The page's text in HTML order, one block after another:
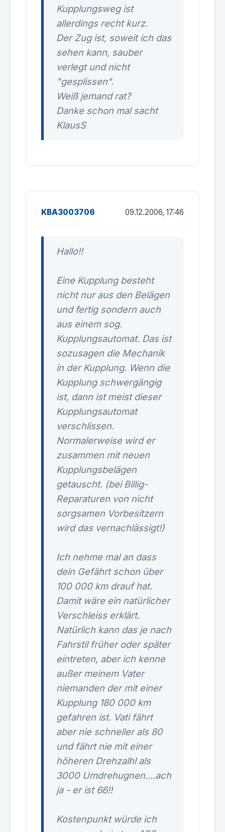
Kupplungsweg ist
allerdings recht kurz.
Der Zug ist, soweit ich das
sehen kann, sauber
verlegt und nicht
"gesplissen".
Weiß jemand rat?
Danke schon mal sacht
KlausS
KBA3003706 09.12.2006, 17:46
Hallo!!
Eine Kupplung besteht
nicht nur aus den Belägen
und fertig sondern auch
aus einem sog.
Kupplungsautomat. Das ist
sozusagen die Mechanik
in der Kupplung. Wenn die
Kupplung schwergängig
ist, dann ist meist dieser
Kupplungsautomat
verschlissen.
Normalerweise wird er
zusammen mit neuen
Kupplungsbelägen
getauscht. (bei Billig-
Reparaturen von nicht
sorgsamen Vorbesitzern
wird das vernachlässigt!)
Ich nehme mal an dass
dein Gefährt schon über
100 000 km drauf hat.
Damit wäre ein natürlicher
Verschleiss erklärt.
Natürlich kann das je nach
Fahrstil früher oder später
eintreten, aber ich kenne
außer meinem Vater
niemanden der mit einer
Kupplung 180 000 km
gefahren ist. Vati fährt
aber nie schneller als 80
und fährt nie mit einer
höheren Drehzalhl als
3000 Umdrehugnen....ach
ja - er ist 66!!
Kostenpunkt würde ich